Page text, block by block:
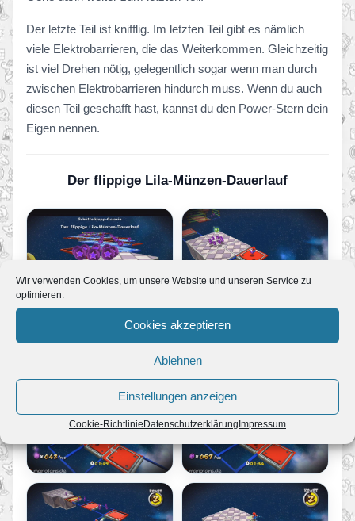
Wir verwenden Cookies, um unsere Website und unseren Service zu
optimieren.
Cookies akzeptieren
Ablehnen
Einstellungen anzeigen
Cookie-RichtlinieDatenschutzerklärungImpressum
Der letzte Teil ist knifflig. Im letzten Teil gibt es nämlich
viele Elektrobarrieren, die das Weiterkommen. Gleichzeitig
ist viel Drehen nötig, gelegentlich sogar wenn man durch
zwischen Elektrobarrieren hindurch muss. Wenn du auch
diesen Teil geschafft hast, kannst du den Power-Stern dein
Eigen nennen.
Der flippige Lila-Münzen-Dauerlauf